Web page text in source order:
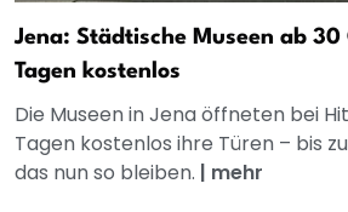
Jena: Städtische Museen ab
Tagen kostenlos
Die Museen in Jena öffneten bei
Tagen kostenlos ihre Türen – bis
das nun so bleiben. | mehr